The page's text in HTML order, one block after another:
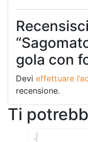
gola con
Devi effettuare
recensione.
Ti